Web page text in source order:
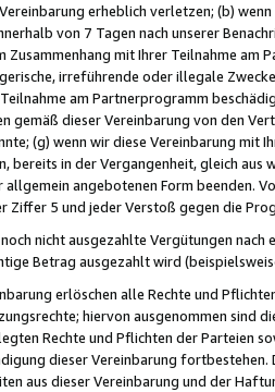
erheblich verletzen; (b)
von 7 Tagen nach unserer
Zusammenhang mit Ihrer Teilnahme am
irreführende oder illegale
am Partnerprogramm
gemäß dieser Vereinbarung von den
(g) wenn wir diese Vereinbarung mit
bereits in der Vergangenheit, gleich
angebotenen Form beenden.
Ziffer 5 und jeder Verstoß gegen die
nicht ausgezahlte Vergütungen
Betrag ausgezahlt wird
erlöschen alle Rechte und
hiervon ausgenommen sind
Rechte und Pflichten der Parteien
dieser Vereinbarung
aus dieser Vereinbarung und der